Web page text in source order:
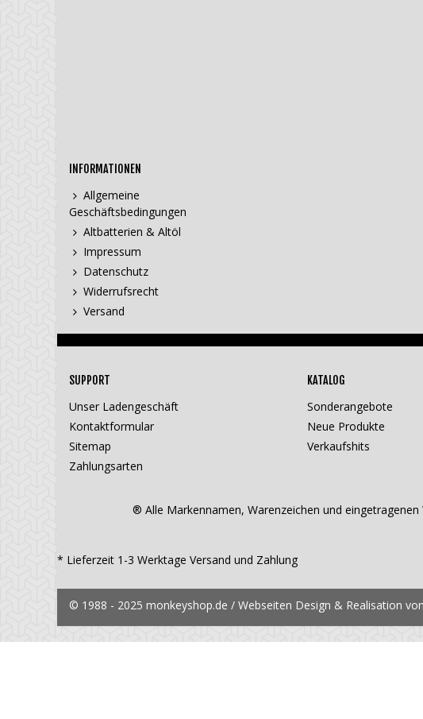
INFORMATIONEN
Allgemeine
Geschäftsbedingungen
Altbatterien & Altöl
Impressum
Datenschutz
Widerrufsrecht
Versand
SUPPORT
Unser Ladengeschäft
Kontaktformular
Sitemap
Zahlungsarten
KATALOG
Sonderangebote
Neue Produkte
Verkaufshits
® Alle Markennamen, Warenzeichen und
* Lieferzeit 1-3 Werktage Versand und Zahlung
© 1988 - 2025 monkeyshop.de / Webseiten Design & Realisation